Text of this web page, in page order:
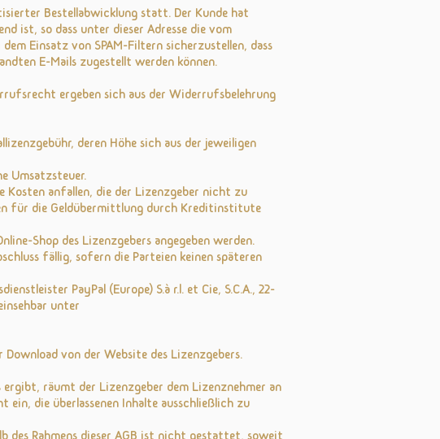
Bestellabwicklung statt. Der Kunde hat
ist, so dass unter dieser Adresse die vom
Einsatz von SPAM-Filtern sicherzustellen, dass
E-Mails zugestellt werden können.
ergeben sich aus der Widerrufsbelehrung
deren Höhe sich aus der jeweiligen
Umsatzsteuer.
Kosten anfallen, die der Lizenzgeber nicht zu
für die Geldübermittlung durch Kreditinstitute
Shop des Lizenzgebers angegeben werden.
fällig, sofern die Parteien keinen späteren
PayPal (Europe) S.à r.l. et Cie, S.C.A., 22-
unter
von der Website des Lizenzgebers.
ergibt, räumt der Lizenzgeber dem Lizenznehmer an
ein, die überlassenen Inhalte ausschließlich zu